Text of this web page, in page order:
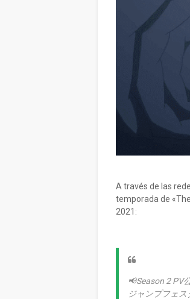
A través de las
temporada de
2021:
📢Season 2 PV
ジャンプフェ